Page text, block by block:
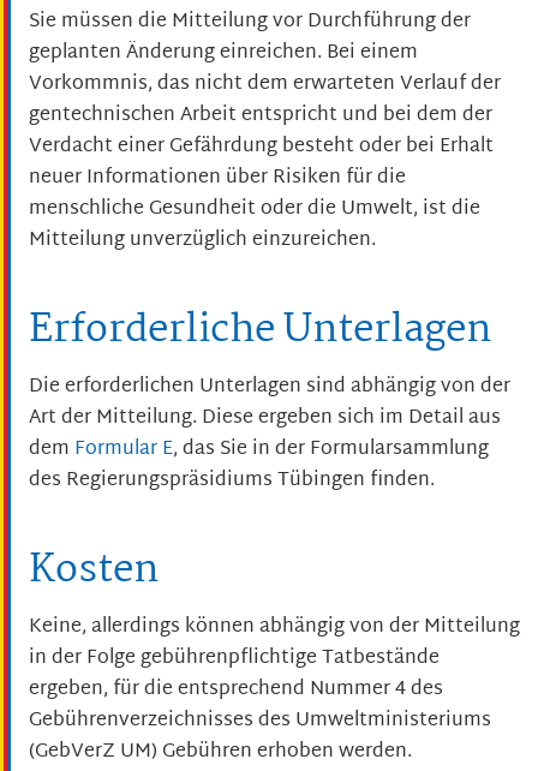
Sie müssen die Mitteilung vor Durchführung der
geplanten Änderung einreichen. Bei einem
Vorkommnis, das nicht dem erwarteten Verlauf der
gentechnischen Arbeit entspricht und bei dem der
Verdacht einer Gefährdung besteht oder bei Erhalt
neuer Informationen über Risiken für die
menschliche Gesundheit oder die Umwelt, ist die
Mitteilung unverzüglich einzureichen.
Erforderliche Unterlagen
Die erforderlichen Unterlagen sind abhängig von der
Art der Mitteilung. Diese ergeben sich im Detail aus
dem Formular E, das Sie in der Formularsammlung
des Regierungspräsidiums Tübingen finden.
Kosten
Keine, allerdings können abhängig von der Mitteilung
in der Folge gebührenpflichtige Tatbestände
ergeben, für die entsprechend Nummer 4 des
Gebührenverzeichnisses des Umweltministeriums
(GebVerZ UM) Gebühren erhoben werden.